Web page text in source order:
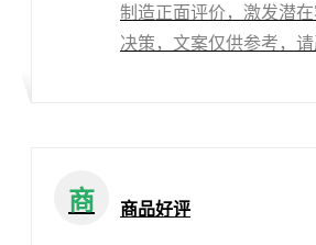
制造正面评价，激发潜
决策，文案仅供参考，
商 商品好评